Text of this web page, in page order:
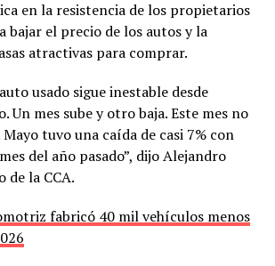
en la resistencia de los propietarios
bajar el precio de los autos y la
atractivas para comprar.
usado sigue inestable desde
Un mes sube y otro baja. Este mes no
tuvo una caída de casi 7% con
del año pasado”, dijo Alejandro
de la CCA.
fabricó 40 mil vehículos menos